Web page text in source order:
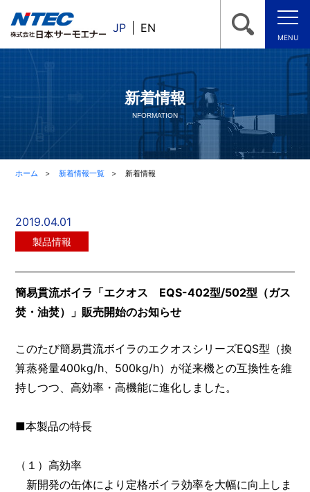
MENU
JP EN
新着情報
NFORMATION
ホーム 新着情報一覧 新着情報
2019.04.01
製品情報
簡易貫流ボイラ「エクオス EQS-402型/502型（ガス
焚・油焚）」販売開始のお知らせ
このたび簡易貫流ボイラのエクオスシリーズEQS型（換
算蒸発量400kg/h、500kg/h）が従来機との互換性を維
持しつつ、高効率・高機能に進化しました。
■本製品の特長
（１）高効率
新開発の缶体により定格ボイラ効率を大幅に向上しま